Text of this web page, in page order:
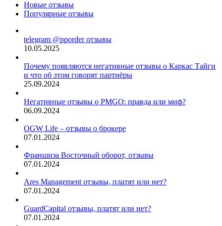
Новые отзывы
Популярные отзывы
telegram @pporder отзывы
10.05.2025
Почему появляются негативные отзывы о Каркас Тайги
и что об этом говорят партнёры
25.09.2024
Негативные отзывы о PMGO: правда или миф?
06.09.2024
OGW Life – отзывы о брокере
07.01.2024
Франшиза Восточный оборот, отзывы
07.01.2024
Ares Management отзывы, платят или нет?
07.01.2024
GuardCapital отзывы, платят или нет?
07.01.2024